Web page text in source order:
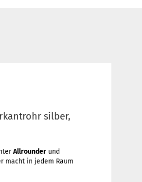
silber,
Allrounder und
macht in jedem Raum